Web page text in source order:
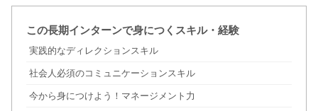
この長期インターンで身につくスキル・経験
実践的なディレクションスキル
社会人必須のコミュニケーションスキル
今から身につけよう！マネージメント力